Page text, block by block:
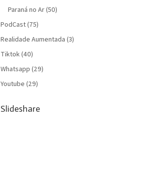
Paraná no Ar(50)
PodCast(75)
Realidade Aumentada (3)
Tiktok(40)
Whatsapp (29)
Youtube (29)
Slideshare